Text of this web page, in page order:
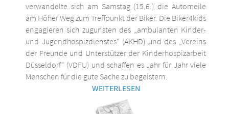
verwandelte sich am Samstag (15.6.) die Automeile
am Höher Weg zum Treffpunkt der Biker. Die Biker4kids
engagieren sich zugunsten des „ambulanten Kinder-
und Jugendhospizdienstes“ (AKHD) und des „Vereins
der Freunde und Unterstützer der Kinderhospizarbeit
Düsseldorf“ (VDFU) und schaffen es Jahr für Jahr viele
Menschen für die gute Sache zu begeistern.
WEITERLESEN